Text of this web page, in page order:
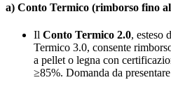
a) Conto Termico (rimborso fino
Il Conto Termico 2.0, esteso
Termico 3.0, consente
a pellet o legna con
≥85%. Domanda da